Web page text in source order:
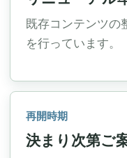
既存コンテンツの
を行っています。
再開時期
決まり次第ご